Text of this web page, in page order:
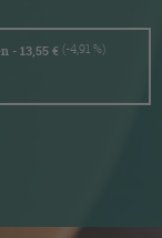
- 13,55 € (-4,91 %)